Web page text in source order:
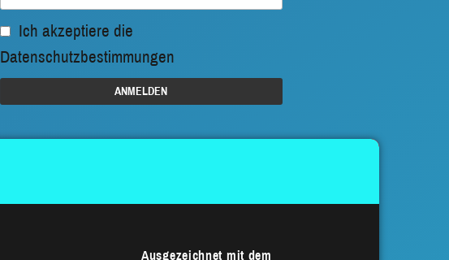
Ich akzeptiere die
Datenschutzbestimmungen
Ausgezeichnet mit dem